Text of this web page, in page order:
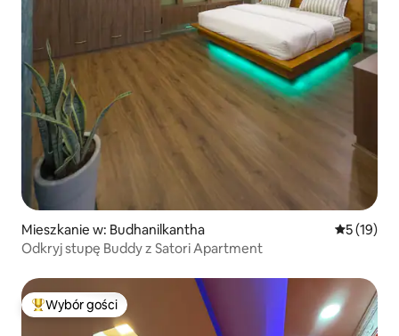
Mieszkanie w: Budhanilkantha Średnia
5 (19)
Odkryj stupę Buddy z Satori Apartment
Najpopularniejsze z kategorii Wybór gości
Wybór gości